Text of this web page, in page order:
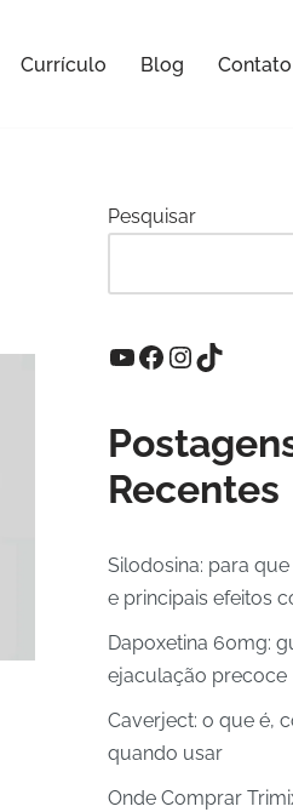
Currículo Blog Contato
Pesquisar
Recentes
Silodosina: para
e principais efeitos
Dapoxetina 60mg:
ejaculação precoce
Caverject: o que é,
quando usar
Onde Comprar